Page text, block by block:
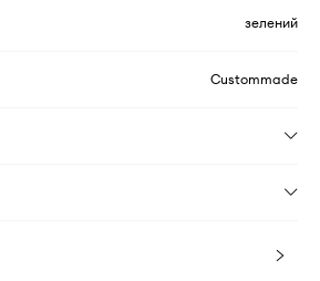
зелений
Custommade